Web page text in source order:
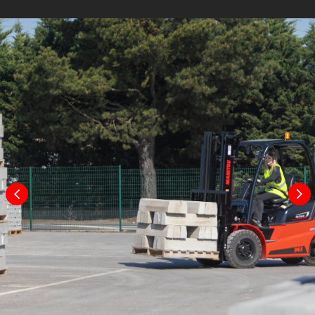
forche / Lunghezza forche
mm x 1150 mm
Piastra portaforche a norma DIN 15173 A/B 2A
Larghezza della piastra portaforche
1038 mm
Altezza dal suolo sotto al montante
115 mm
Altezza dal suolo al centro
dell’interasse
175
mm
Corridoio di lavoro con pallet 1000 x
1200 trasversale
3865
mm
Corridoio di lavoro con pallet 800 x
1200 longitudinale
4065
mm
Raggio di sterzata
2200 mm
Raggio di sterzata interno
145 mm